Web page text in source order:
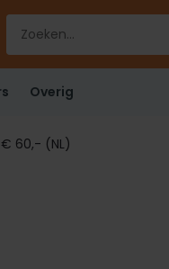
Overig
60,- (NL)